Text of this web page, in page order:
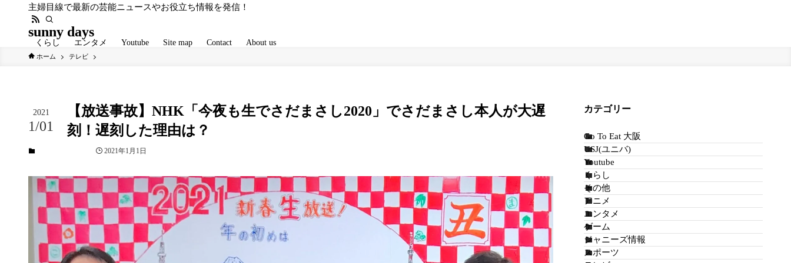
主婦目線で最新の芸能ニュースやお役立ち情報を発信！
sunny days
くらし エンタメ Youtube Site map Contact About us
ホーム テレビ
【放送事故】NHK「今夜も生でさだまさし2020」でさだまさし本人が大遅
刻！遅刻した理由は？
2021
1/01
2021年1月1日
カテゴリー
Go To Eat 大阪
USJ(ユニバ)
Youtube
くらし
その他
アニメ
エンタメ
ゲーム
ジャニーズ情報
スポーツ